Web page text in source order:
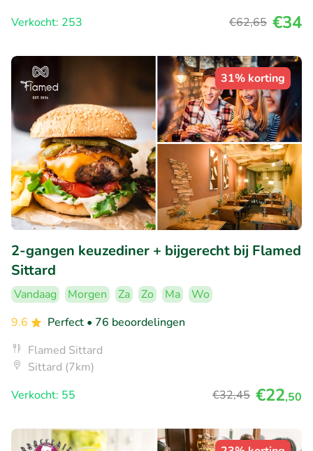
Verkocht: 253
€62,65 €34
31% korting
2-gangen keuzediner + bijgerecht bij Flamed
Sittard
Vandaag Morgen Za Zo Ma
Wo
9.6
Perfect • 76 beoordelingen
Flamed Sittard
Sittard (7km)
Verkocht: 55
€32,45 €22,50